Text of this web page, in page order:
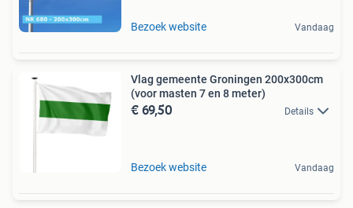
Bezoek website Vandaag
Vlag gemeente Groningen 200x300cm
(voor masten 7 en 8 meter)
€ 69,50 Details
Bezoek website Vandaag